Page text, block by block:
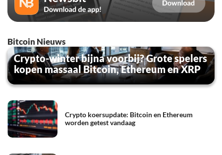
Bitcoin Nieuws
Crypto-winter bijna voorbij? Grote spelers
kopen massaal Bitcoin, Ethereum en XRP
Crypto koersupdate: Bitcoin en Ethereum
worden getest vandaag